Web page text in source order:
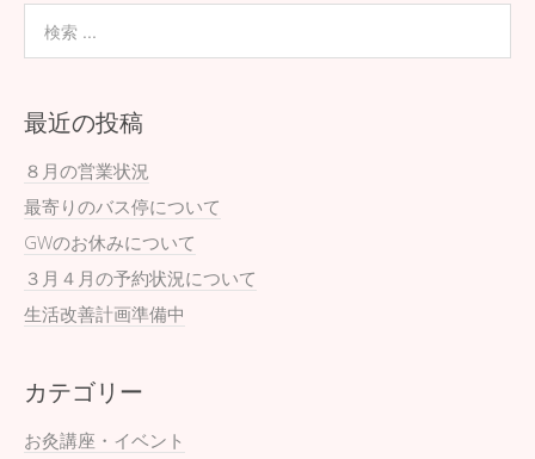
b
o
o
k
最近の投稿
８月の営業状況
最寄りのバス停について
GWのお休みについて
３月４月の予約状況について
生活改善計画準備中
カテゴリー
お灸講座・イベント